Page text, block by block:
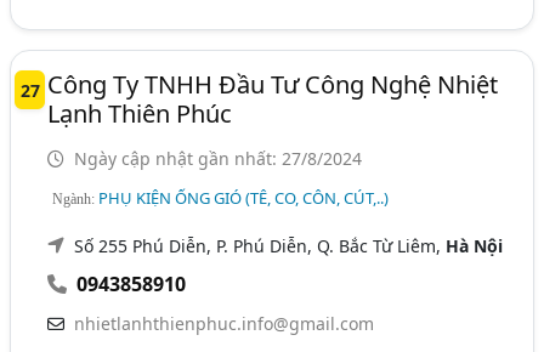
27 Công Ty TNHH Đầu Tư Công Nghệ Nhiệt
Lạnh Thiên Phúc
Ngày cập nhật gần nhất: 27/8/2024
Ngành: PHỤ KIỆN ỐNG GIÓ (TÊ, CO, CÔN, CÚT,..)
Số 255 Phú Diễn, P. Phú Diễn, Q. Bắc Từ Liêm, Hà Nội
0943858910
nhietlanhthienphuc.info@gmail.com